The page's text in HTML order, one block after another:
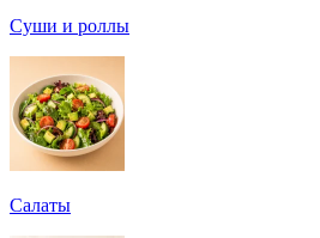
Суши и роллы
Салаты